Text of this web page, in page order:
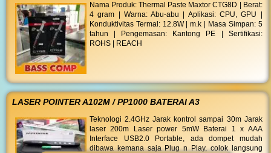
Nama Produk: Thermal Paste Maxtor CTG8D | Berat:
4 gram | Warna: Abu-abu | Aplikasi: CPU, GPU |
Konduktivitas Termal: 12.8W | m.k | Masa Simpan: 5
tahun | Pengemasan: Kantong PE | Sertifikasi:
ROHS | REACH
LASER POINTER A102M / PP1000 BATERAI A3
Teknologi 2.4GHz Jarak kontrol sampai 30m Jarak
laser 200m Laser power 5mW Baterai 1 x AAA
Interface USB2.0 Portable, ada dompet mudah
dibawa kemana saja Plug n Play, colok langsung